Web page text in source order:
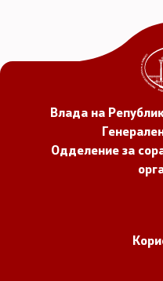
Влада на
Одделение за